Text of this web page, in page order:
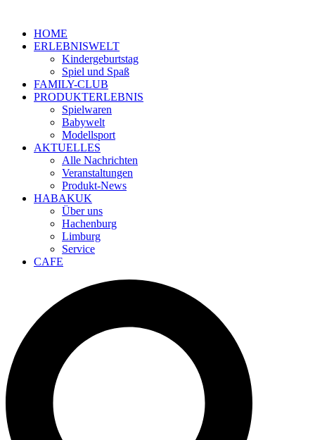
HOME
ERLEBNISWELT
Kindergeburtstag
Spiel und Spaß
FAMILY-CLUB
PRODUKTERLEBNIS
Spielwaren
Babywelt
Modellsport
AKTUELLES
Alle Nachrichten
Veranstaltungen
Produkt-News
HABAKUK
Über uns
Hachenburg
Limburg
Service
CAFE